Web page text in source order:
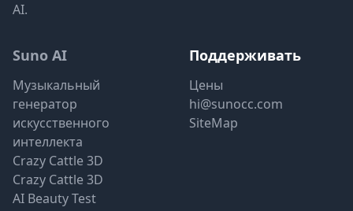
AI.
Suno AI
Музыкальный
генератор
искусственного
интеллекта
Crazy Cattle 3D
Crazy Cattle 3D
AI Beauty Test
Поддерживать
Цены
hi@sunocc.com
SiteMap